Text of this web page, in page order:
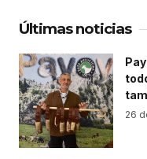
Últimas noticias
26